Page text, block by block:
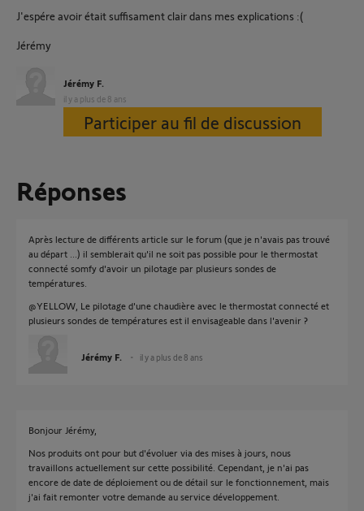
J'espére avoir était suffisament clair dans mes explications :(
Jérémy
Jérémy F.
il y a plus de 8 ans
Participer au fil de discussion
Réponses
Après lecture de différents article sur le forum (que je n'avais pas trouvé
au départ ...) il semblerait qu'il ne soit pas possible pour le thermostat
connecté somfy d'avoir un pilotage par plusieurs sondes de
températures.
@YELLOW, Le pilotage d'une chaudière avec le thermostat connecté et
plusieurs sondes de températures est il envisageable dans l'avenir ?
Jérémy F. il y a plus de 8 ans
Bonjour Jérémy,
Nos produits ont pour but d'évoluer via des mises à jours, nous
travaillons actuellement sur cette possibilité. Cependant, je n'ai pas
encore de date de déploiement ou de détail sur le fonctionnement, mais
j'ai fait remonter votre demande au service développement.